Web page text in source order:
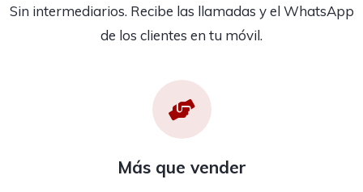
Sin intermediarios. Recibe las llamadas y el WhatsApp
de los clientes en tu móvil.
Más que vender